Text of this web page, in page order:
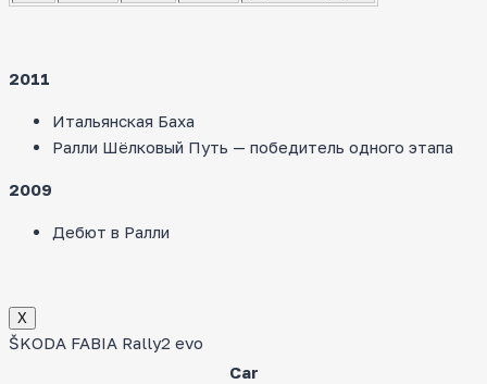
2011
Итальянская Баха
Ралли Шёлковый Путь — победитель одного этапа
2009
Дебют в Ралли
Х
ŠKODA FABIA Rally2 evo
Car